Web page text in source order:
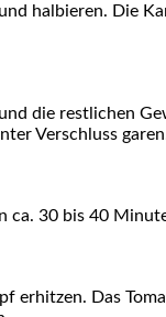
hal­bie­ren. Die
die rest­li­chen
Ver­schluss
ca. 30 bis 40
erhit­zen. Das